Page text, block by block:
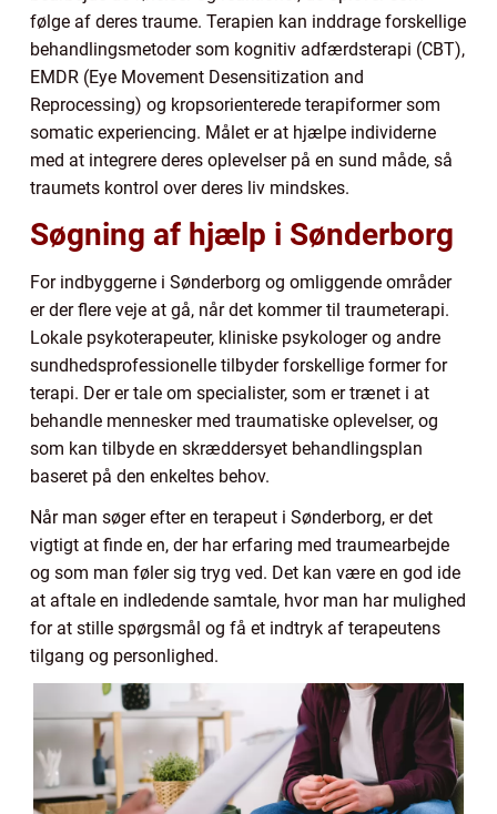
følge af deres traume. Terapien kan inddrage forskellige
behandlingsmetoder som kognitiv adfærdsterapi (CBT),
EMDR (Eye Movement Desensitization and
Reprocessing) og kropsorienterede terapiformer som
somatic experiencing. Målet er at hjælpe individerne
med at integrere deres oplevelser på en sund måde, så
traumets kontrol over deres liv mindskes.
Søgning af hjælp i Sønderborg
For indbyggerne i Sønderborg og omliggende områder
er der flere veje at gå, når det kommer til traumeterapi.
Lokale psykoterapeuter, kliniske psykologer og andre
sundhedsprofessionelle tilbyder forskellige former for
terapi. Der er tale om specialister, som er trænet i at
behandle mennesker med traumatiske oplevelser, og
som kan tilbyde en skræddersyet behandlingsplan
baseret på den enkeltes behov.
Når man søger efter en terapeut i Sønderborg, er det
vigtigt at finde en, der har erfaring med traumearbejde
og som man føler sig tryg ved. Det kan være en god ide
at aftale en indledende samtale, hvor man har mulighed
for at stille spørgsmål og få et indtryk af terapeutens
tilgang og personlighed.